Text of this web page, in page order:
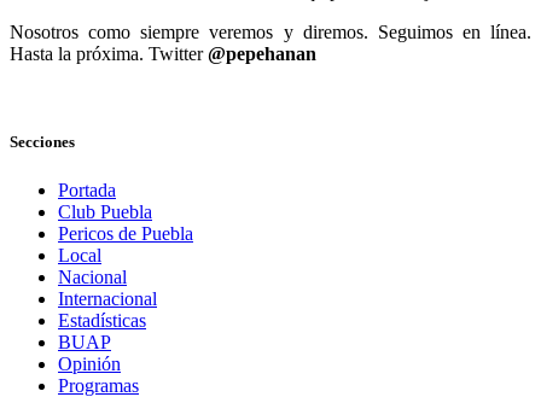
Nosotros como siempre veremos y diremos. Seguimos en línea.
Hasta la próxima. Twitter@pepehanan
Secciones
Portada
Club Puebla
Pericos de Puebla
Local
Nacional
Internacional
Estadísticas
BUAP
Opinión
Programas